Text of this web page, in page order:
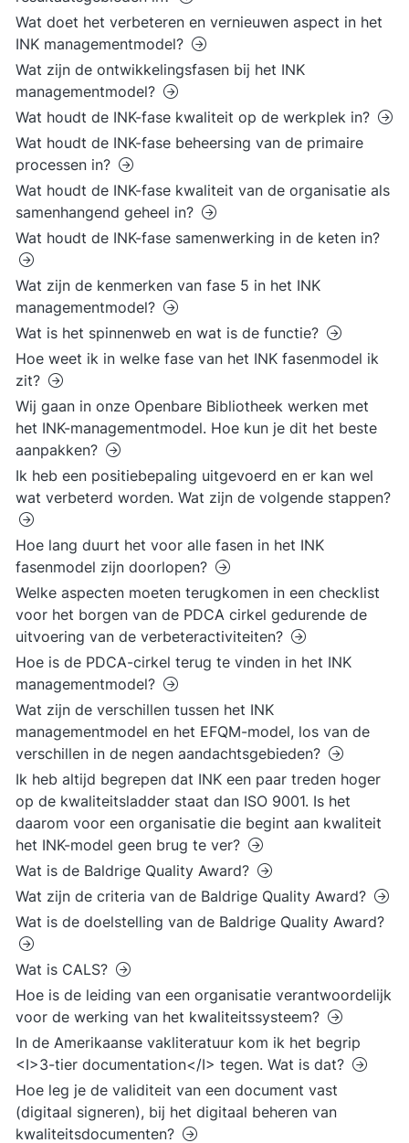
Wat doet het verbeteren en vernieuwen aspect in het
INK managementmodel?
Wat zijn de ontwikkelingsfasen bij het INK
managementmodel?
Wat houdt de INK-fase kwaliteit op de werkplek in?
Wat houdt de INK-fase beheersing van de primaire
processen in?
Wat houdt de INK-fase kwaliteit van de organisatie als
samenhangend geheel in?
Wat houdt de INK-fase samenwerking in de keten in?
Wat zijn de kenmerken van fase 5 in het INK
managementmodel?
Wat is het spinnenweb en wat is de functie?
Hoe weet ik in welke fase van het INK fasenmodel ik
zit?
Wij gaan in onze Openbare Bibliotheek werken met
het INK-managementmodel. Hoe kun je dit het beste
aanpakken?
Ik heb een positiebepaling uitgevoerd en er kan wel
wat verbeterd worden. Wat zijn de volgende stappen?
Hoe lang duurt het voor alle fasen in het INK
fasenmodel zijn doorlopen?
Welke aspecten moeten terugkomen in een checklist
voor het borgen van de PDCA cirkel gedurende de
uitvoering van de verbeteractiviteiten?
Hoe is de PDCA-cirkel terug te vinden in het INK
managementmodel?
Wat zijn de verschillen tussen het INK
managementmodel en het EFQM-model, los van de
verschillen in de negen aandachtsgebieden?
Ik heb altijd begrepen dat INK een paar treden hoger
op de kwaliteitsladder staat dan ISO 9001. Is het
daarom voor een organisatie die begint aan kwaliteit
het INK-model geen brug te ver?
Wat is de Baldrige Quality Award?
Wat zijn de criteria van de Baldrige Quality Award?
Wat is de doelstelling van de Baldrige Quality Award?
Wat is CALS?
Hoe is de leiding van een organisatie verantwoordelijk
voor de werking van het kwaliteitssysteem?
In de Amerikaanse vakliteratuur kom ik het begrip
<I>3-tier documentation</I> tegen. Wat is dat?
Hoe leg je de validiteit van een document vast
(digitaal signeren), bij het digitaal beheren van
kwaliteitsdocumenten?